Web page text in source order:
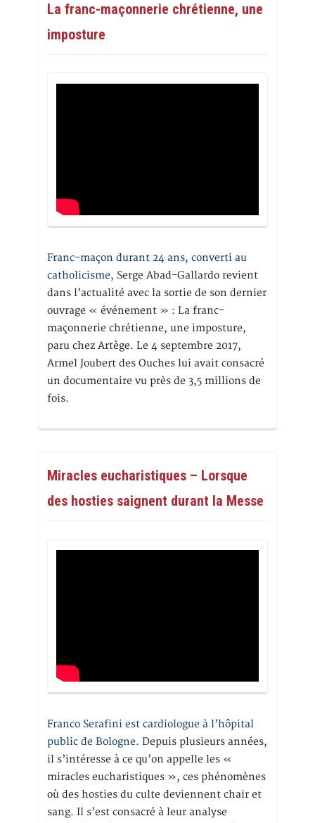
La franc-maçonnerie chrétienne, une
imposture
Franc-maçon durant 24 ans, converti au
catholicisme, Serge Abad-Gallardo revient
dans l’actualité avec la sortie de son dernier
ouvrage « événement » : La franc-
maçonnerie chrétienne, une imposture,
paru chez Artège. Le 4 septembre 2017,
Armel Joubert des Ouches lui avait consacré
un documentaire vu près de 3,5 millions de
fois.
Miracles eucharistiques – Lorsque
des hosties saignent durant la Messe
Franco Serafini est cardiologue à l’hôpital
public de Bologne. Depuis plusieurs années,
il s’intéresse à ce qu’on appelle les «
miracles eucharistiques », ces phénomènes
où des hosties du culte deviennent chair et
sang. Il s’est consacré à leur analyse